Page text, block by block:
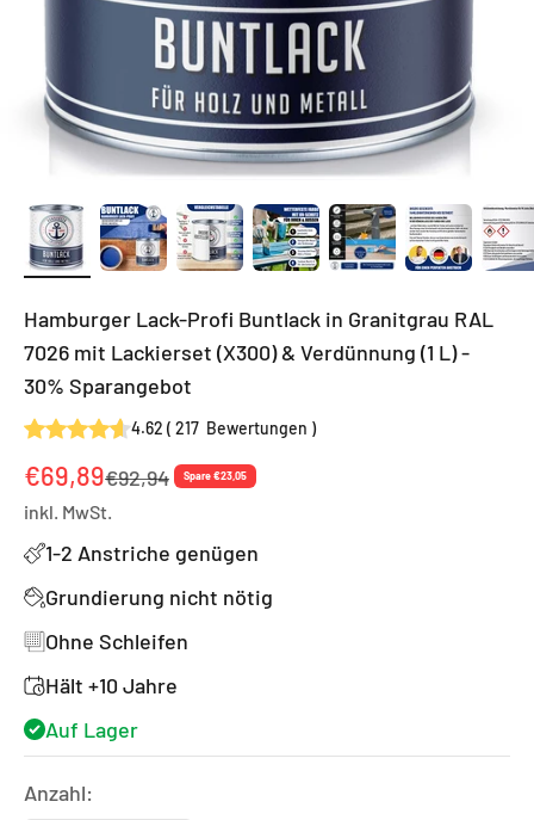
Hamburger Lack-Profi Buntlack in Granitgrau RAL
7026 mit Lackierset (X300) & Verdünnung (1 L) -
30% Sparangebot
4.62 ( 217 Bewertungen )
Angebot
€69,89Regulärer Preis
€92,94 Spare €23,05
inkl. MwSt.
1-2 Anstriche genügen
Grundierung nicht nötig
Ohne Schleifen
Hält +10 Jahre
Auf Lager
Anzahl: